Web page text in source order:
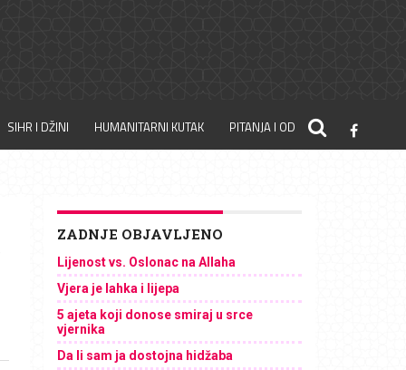
SIHR I DŽINI HUMANITARNI KUTAK PITANJA I ODGOVORI
ZADNJE OBJAVLJENO
Lijenost vs. Oslonac na Allaha
Vjera je lahka i lijepa
5 ajeta koji donose smiraj u srce
vjernika
Da li sam ja dostojna hidžaba